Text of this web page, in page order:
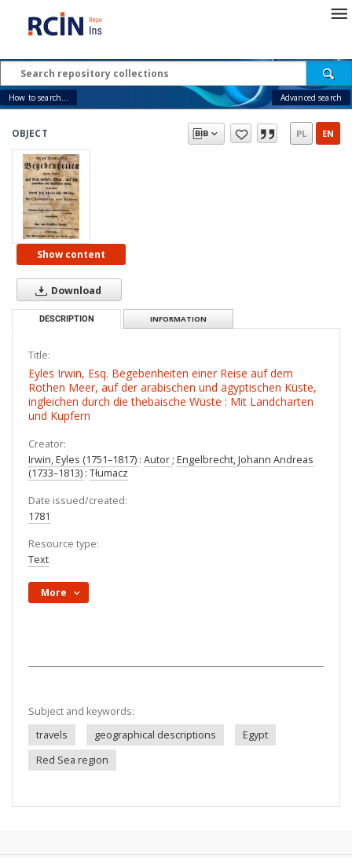
How to search... Advanced search
OBJECT PL EN
Show content
Download
DESCRIPTION INFORMATION
Title:
Eyles Irwin, Esq. Begebenheiten einer Reise auf dem
Rothen Meer, auf der arabischen und ägyptischen Küste,
ingleichen durch die thebaische Wüste : Mit Landcharten
und Kupfern
Creator:
Irwin, Eyles (1751–1817) : Autor ; Engelbrecht, Johann Andreas
(1733–1813) : Tłumacz
Date issued/created:
1781
Resource type:
Text
More
Subject and keywords:
travels
geographical descriptions
Egypt
Red Sea region